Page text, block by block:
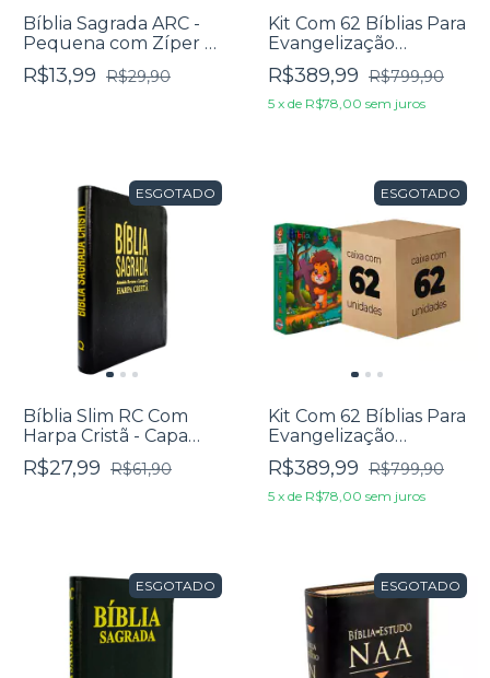
Bíblia Sagrada ARC -
Pequena com Zíper -
Edição de Promessas -
Jeans
R$13,99 R$29,90
Kit Com 62 Bíblias Para
Evangelização
Pequena - RC Edição
de Promessas - Capa
Leão
R$389,99 R$799,90
5 x de R$78,00 sem juros
ESGOTADO
Bíblia Slim RC Com
Harpa Cristã - Capa
Luxo Preta
R$27,99 R$61,90
ESGOTADO
Kit Com 62 Bíblias Para
Evangelização
Pequena - RC Edição
de Promessas Infantil
R$389,99 R$799,90
5 x de R$78,00 sem juros
ESGOTADO ESGOTADO